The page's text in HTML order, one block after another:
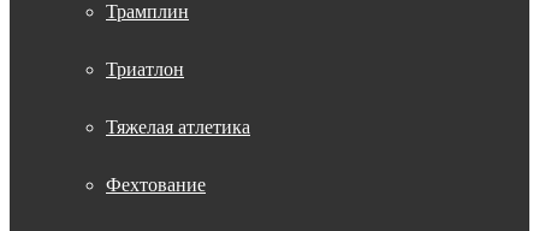
Трамплин
Триатлон
Тяжелая атлетика
Фехтование